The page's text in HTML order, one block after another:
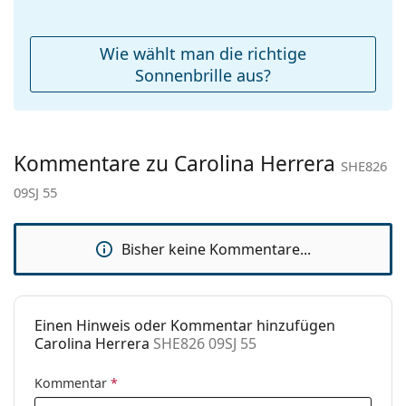
Accessories
Ja
Reinigungstuch: Ja
Damen
Verwendung:
Mode
Code:
SHE826 09SJ 55
Wie wählt man die richtige
Sonnenbrille aus?
Kommentare zu Carolina Herrera SHE826
09SJ 55
Bisher keine Kommentare...
Einen Hinweis oder Kommentar hinzufügen
Carolina Herrera SHE826 09SJ 55
Kommentar *